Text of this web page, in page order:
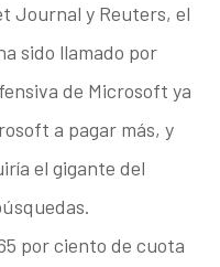
Journal y Reuters, el
sido llamado por
de Microsoft ya
a pagar más, y
el gigante del
por ciento de cuota